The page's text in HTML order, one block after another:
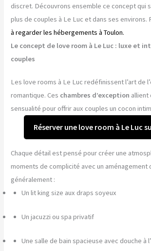
discret. Découvrons ensemble ce concept qui
plus de couples à Le Luc et dans ses environs.
à regarder les hébergements à Toulon.
Le concept de love room à Le Luc : luxe et
couples
Les love rooms à Le Luc redéfinissent l’art de
romantique. Ces chambres d’exception allient
sensualité pour offrir aux couples un cocon
Réserver une love room à Le Luc
Chaque détail est pensé pour créer une
moments de complicité avec un aménagement
généralement :
Un lit king size aux draps soyeux
Un jacuzzi ou spa privatif
Une salle de bain spacieuse avec douche à